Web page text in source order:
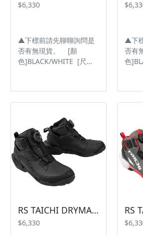
$6,330
▲下標前請先聊聊詢問是
否有無現貨。 [顏
色]BLACK/WHITE [尺
「DRYMASTER」 適合所
有天氣 ▲ 此鞋款後跟和
置，連結外部結構，可在
發生事故時緩解衝擊傳導
▲ 專利設計 BOA 快速鞋
帶緊固系統，可利用調節
盤取代鞋帶；戴手套時也
可輕鬆調節 ▲ 左腳有擋
位保護裝置，可減少換擋
可為各種踏板操作提供支
撐力 ▲ 高筒鞋有助於避
免事故時的脫落。鞋底採
▲下
否有
色
「
有天
置，
發生
▲ 專
帶緊
盤取
可
可為
撐力
免事
RS TAICHI DRYMASTER ARROW SHOES RSS013 防水車靴【BLACK】
$6,330